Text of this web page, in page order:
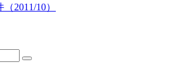
2011/10）